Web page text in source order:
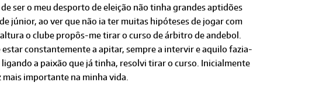
ser o meu desporto de eleição não tinha grandes aptidões
júnior, ao ver que não ia ter muitas hipóteses de jogar com
o clube propôs-me tirar o curso de árbitro de andebol.
constantemente a apitar, sempre a intervir e aquilo fazia-
a paixão que já tinha, resolvi tirar o curso. Inicialmente
importante na minha vida.